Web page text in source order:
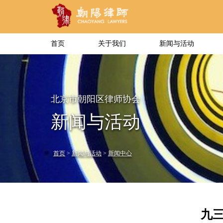
首页 关于我们 新闻与活动
北京市朝阳区律师协会
新闻与活动
首页 > 新闻与活动 > 新闻中心
九